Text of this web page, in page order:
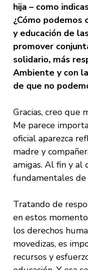
hija – como
¿Cómo podemos
y educación de
promover
solidario, más
Ambiente y con
de que no
Gracias, creo que
Me parece
oficial aparezca
madre y
amigas. Al fin y al
fundamentales de
Tratando de
en estos
los derechos
movedizas, es
recursos y